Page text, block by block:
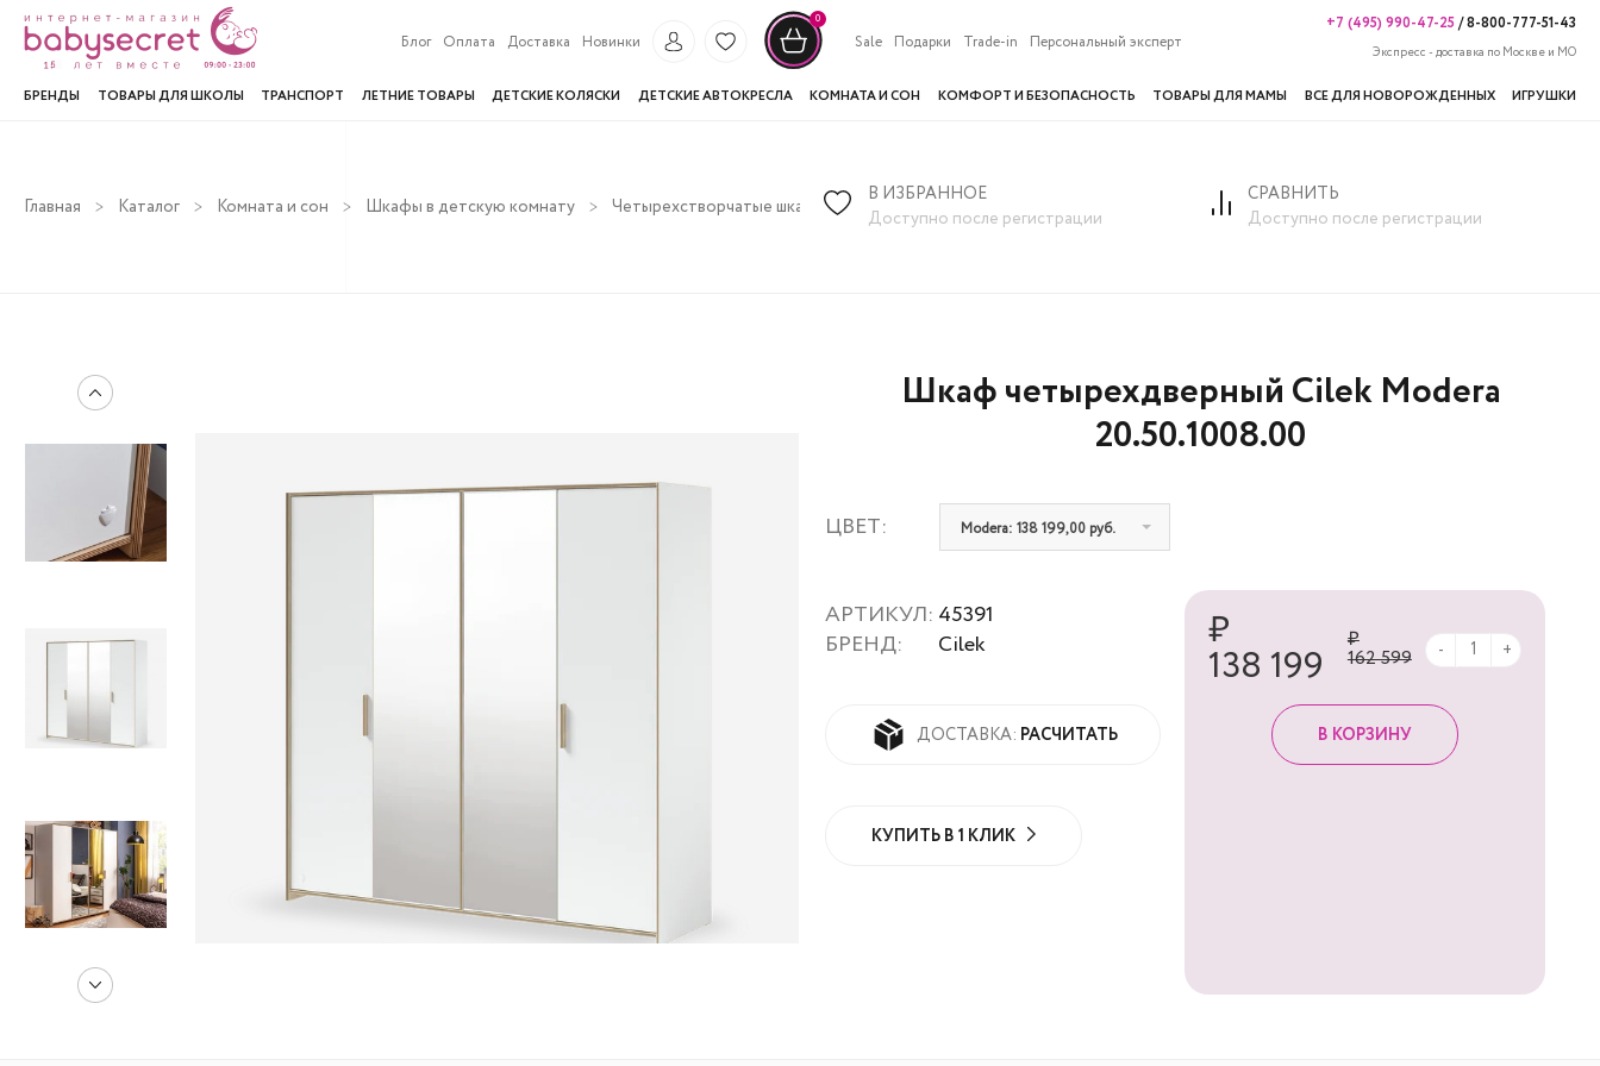
Блог Оплата Доставка Новинки
0
Sale Подарки Trade-in Персональный эксперт
+7 (495) 990-47-25/8-800-777-51-43
Экспресс - доставка по Москве и МО
БРЕНДЫ ТОВАРЫ ДЛЯ ШКОЛЫ ТРАНСПОРТ ЛЕТНИЕ ТОВАРЫ ДЕТСКИЕ КОЛЯСКИ ДЕТСКИЕ АВТОКРЕСЛА КОМНАТА И СОН КОМФОРТ И БЕЗОПАСНОСТЬ ТОВАРЫ ДЛЯ МАМЫ ВСЕ ДЛЯ НОВОРОЖДЕННЫХ ИГРУШКИ
Главная Каталог Комната и сон Шкафы в детскую комнату Четырехстворчатые шкафы Шкаф четырехдверный Cilek Modera 20.50.1008.00
В ИЗБРАННОЕ
Доступно после регистрации
СРАВНИТЬ
Доступно после регистрации
Шкаф четырехдверный Cilek Modera
20.50.1008.00
ЦВЕТ: Modera: 138 199,00 руб.
АРТИКУЛ:
БРЕНД:
45391
Cilek
ДОСТАВКА: РАСЧИТАТЬ
КУПИТЬ В 1 КЛИК
₽
138 199
₽
162 599
- +